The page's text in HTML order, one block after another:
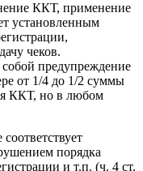
ККТ, применение
установленным
чеков.
предупреждение
от 1/4 до 1/2 суммы
ККТ, но в любом
порядка
и т.п. (ч. 4 ст.